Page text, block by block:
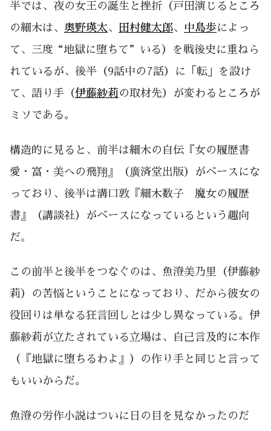
半では、夜の女王の誕生と挫折（戸田演じるところ
の細木は、 奥野瑛太、 田村健太郎、 中島歩 によっ
て、三度“地獄に堕ちて”いる）を戦後史に重ねら
れているが、後半（9話中の7話）に「転」を設け
て、語り手（伊藤紗莉の取材先）が変わるところが
ミソである。
構造的に見ると、前半は細木の自伝『女の履歴書
愛・富・美への飛翔』（廣済堂出版）がベースにな
っており、後半は溝口敦『細木数子 魔女の履歴
書』（講談社）がベースになっているという趣向
だ。
この前半と後半をつなぐのは、魚澄美乃里（伊藤紗
莉）の苦悩ということになっており、だから彼女の
役回りは単なる狂言回しとは少し異なっている。伊
藤紗莉が立たされている立場は、自己言及的に本作
（『地獄に堕ちるわよ』）の作り手と同じと言って
もいいからだ。
魚澄の労作小説はついに日の目を見なかったのだ